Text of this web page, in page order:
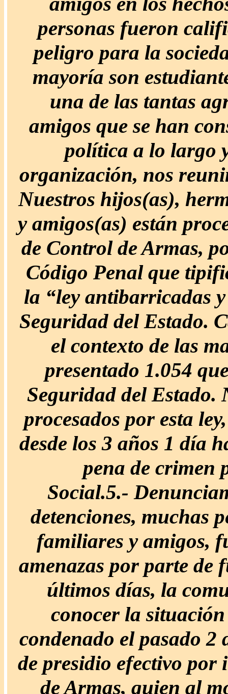
personas fueron
peligro para la
mayoría son
una de las tantas
amigos que se han
política a lo largo
organización, nos
Nuestros hijos(as),
y amigos(as) están
de Control de Armas,
Código Penal que
la “ley antibarricadas
Seguridad del Estado.
el contexto de las
presentado 1.054
Seguridad del Estado.
procesados por esta
desde los 3 años 1 día
pena de crimen
Social.5.-
detenciones, muchas
familiares y amigos,
amenazas por parte
últimos días, la
conocer la
condenado el pasado 2
de presidio efectivo
de Armas, quien al